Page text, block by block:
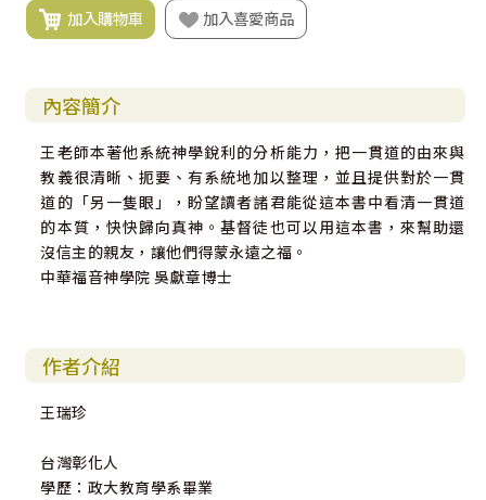
加入購物車 加入喜愛商品
內容簡介
王老師本著他系統神學銳利的分析能力，把一貫道的由來與
教義很清晰、扼要、有系統地加以整理，並且提供對於一貫
道的「另一隻眼」，盼望讀者諸君能從這本書中看清一貫道
的本質，快快歸向真神。基督徒也可以用這本書，來幫助還
沒信主的親友，讓他們得蒙永遠之福。
中華福音神學院 吳獻章博士
作者介紹
王瑞珍
台灣彰化人
學歷：政大教育學系畢業